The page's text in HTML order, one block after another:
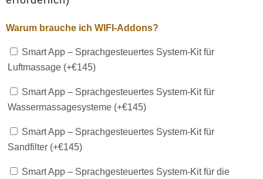
Warum brauche ich WIFI-Addons?
Smart App – Sprachgesteuertes System-Kit für
Luftmassage (+€145)
Smart App – Sprachgesteuertes System-Kit für
Wassermassagesysteme (+€145)
Smart App – Sprachgesteuertes System-Kit für
Sandfilter (+€145)
Smart App – Sprachgesteuertes System-Kit für die